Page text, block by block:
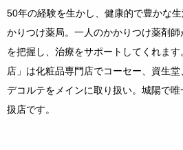
50年の経験を生かし、健康的で豊かな
かりつけ薬局。一人のかかりつけ薬剤
を把握し、治療をサポートしてくれま
店」は化粧品専門店でコーセー、資生
デコルテをメインに取り扱い。城陽で
扱店です。